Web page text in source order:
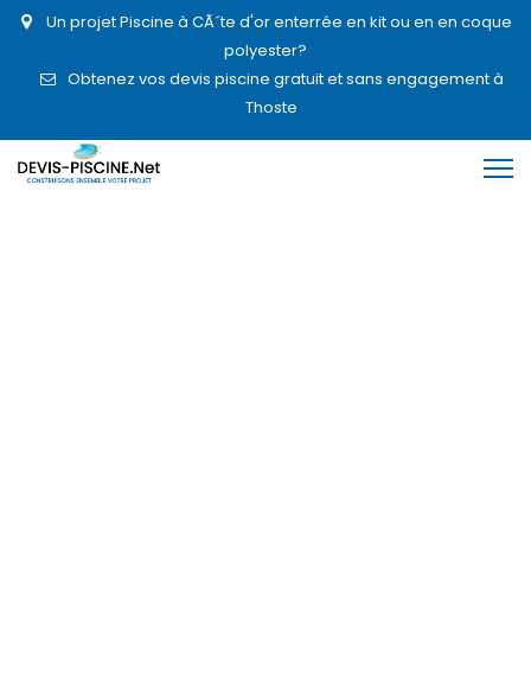
Un projet Piscine à CÃ´te d'or enterrée en kit ou en en coque
polyester?
Obtenez vos devis piscine gratuit et sans engagement à
Thoste